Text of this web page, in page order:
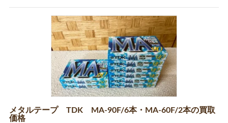
メタルテープ TDK MA-90F/6本・MA-60F/2本の買取
価格